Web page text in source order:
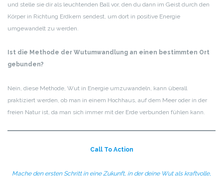
und stelle sie dir als leuchtenden Ball vor, den du dann im Geist durch den
Körper in Richtung Erdkern sendest, um dort in positive Energie
umgewandelt zu werden.
Ist die Methode der Wutumwandlung an einen bestimmten Ort
gebunden?
Nein, diese Methode, Wut in Energie umzuwandeln, kann überall
praktiziert werden, ob man in einem Hochhaus, auf dem Meer oder in der
freien Natur ist, da man sich immer mit der Erde verbunden fühlen kann.
Call To Action
Mache den ersten Schritt in eine Zukunft, in der deine Wut als kraftvolle,